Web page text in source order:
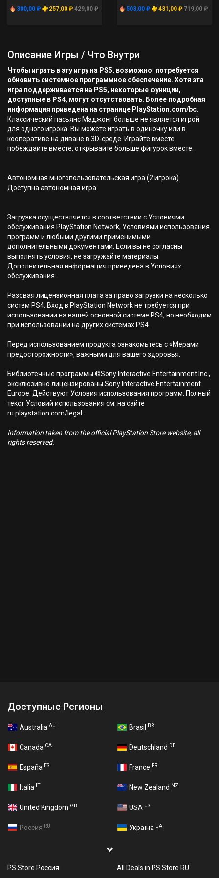
300,00 ₽ 257,00 ₽ 429,00 ₽ 503,00 ₽ 431,00 ₽ 719,00 ₽
Описание Игры / Что Внутри
Чтобы играть в эту игру на PS5, возможно, потребуется
обновить системное программное обеспечение. Хотя эта
игра поддерживается на PS5, некоторые функции,
доступные в PS4, могут отсутствовать. Более подробная
информация приведена на странице PlayStation.com/bc.
Классический пасьянс Маджонг больше не является игрой
для одного игрока. Вы можете играть в одиночку или в
кооперативе на диване в 3D-среде. Играйте вместе,
побеждайте вместе, открывайте больше фигурок вместе.
Автономная многопользовательская игра (2 игрока)
Доступна автономная игра
Загрузка осуществляется в соответствии с Условиями
обслуживания PlayStation Network, Условиями использования
программ и любыми другими применимыми
дополнительными документами. Если вы не согласны
выполнять условия, не загружайте материалы.
Дополнительная информация приведена в Условиях
обслуживания.
Разовая лицензионная плата за право загрузки на несколько
систем PS4. Вход в PlayStation Network не требуется при
использовании на вашей основной системе PS4, но необходим
при использовании на других системах PS4.
Перед использованием продукта ознакомьтесь с «Мерами
предосторожности», важными для вашего здоровья.
Библиотечные программы ©Sony Interactive Entertainment Inc.,
эксклюзивно лицензированы Sony Interactive Entertainment
Europe. Действуют Условия использования программ. Полный
текст Условий использования см. на сайте
ru.playstation.com/legal.
Information taken from the official PlayStation Store website, all
rights reserved.
Доступные Регионы
Australia AU Brasil BR
Canada CA Deutschland DE
España ES France FR
Italia IT New Zealand NZ
United Kingdom GB USA US
Россия RU Україна UA
PS Store Россия All Deals in PS Store RU